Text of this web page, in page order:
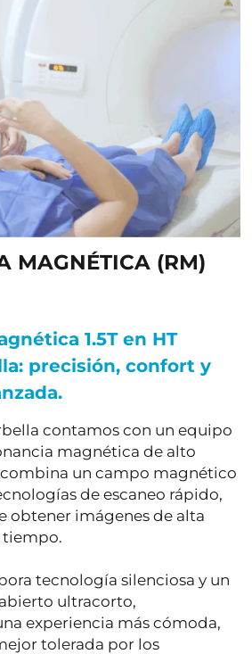
MAGNÉTICA (RM)
1.5T en HT
precisión, confort y
contamos con un equipo
magnética de alto
combina uncampo magnético
de escaneo rápido,
obtener imágenes de alta
tiempo.
tecnología silenciosa y un
ultracorto,
experiencia más cómoda,
tolerada por los